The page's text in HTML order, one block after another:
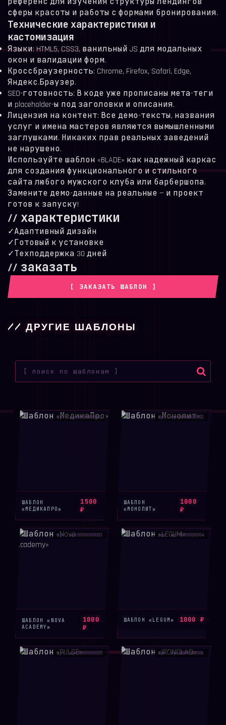
сферы красоты и работы с формами бронирования.
Технические характеристики и
кастомизация
Языки: HTML5, CSS3, ванильный JS для модальных
окон и валидации форм.
Кроссбраузерность: Chrome, Firefox, Safari, Edge,
Яндекс.Браузер.
SEO-готовность: В коде уже прописаны мета-теги
и placeholder-ы под заголовки и описания.
Лицензия на контент: Все демо-тексты, названия
услуг и имена мастеров являются вымышленными
заглушками. Никаких прав реальных заведений
не нарушено.
Используйте шаблон «BLADE» как надежный каркас
для создания функционального и стильного
сайта любого мужского клуба или барбершопа.
Замените демо-данные на реальные — и проект
готов к запуску!
// характеристики
✓Адаптивный дизайн
✓Готовый к установке
✓Техподдержка 30 дней
// заказать
[ ЗАКАЗАТЬ ШАБЛОН ]
// ДРУГИЕ ШАБЛОНЫ
ШАБЛОН
«МЕДИКАПРО»
1500
₽
арт. арт0000000001
ШАБЛОН
«МОНОЛИТ»
1000
₽
арт. арт0000000002
ШАБЛОН «NOVA
ACADEMY»
1000
₽
арт. арт0000000003
ШАБЛОН «LEGUM» 1000 ₽
арт. арт0000000004
арт. арт0000000005 арт. арт0000000006